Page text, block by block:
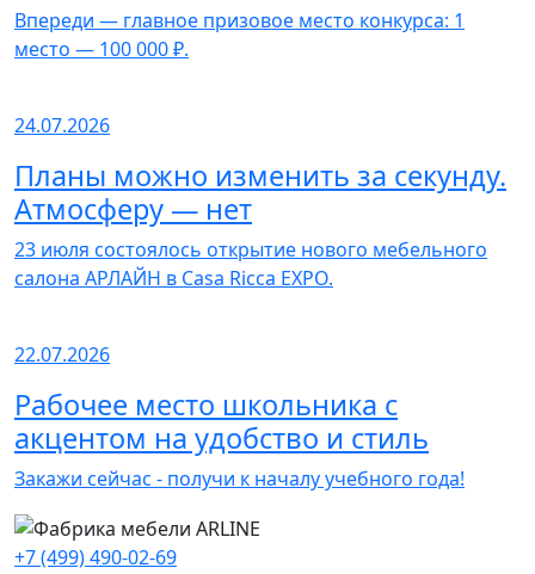
Впереди — главное призовое место конкурса: 1
место — 100 000 ₽.
24.07.2026
Планы можно изменить за секунду.
Атмосферу — нет
23 июля состоялось открытие нового мебельного
салона АРЛАЙН в Casa Ricca EXPO.
22.07.2026
Рабочее место школьника с
акцентом на удобство и стиль
Закажи сейчас - получи к началу учебного года!
+7 (499) 490-02-69